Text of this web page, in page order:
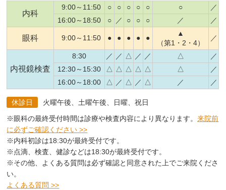
内科
9:00～11:50 ○ ○ ○ ○ ○ ○
／
16:00～18:50
○ ／ ○ ○ ○ ／ ／
眼科 9:00～11:50 ● ● ● ● ●
▲
（第1・2・4）
／
内視鏡検査
8:30 ／ ／ △ ／ ／ △
／
12:30～15:30
△ △ △ △ △ △
／
16:00～18:00
△ ／ △ ／ △ ／ ／
休診日
火曜午後、土曜午後、日曜、祝日
※眼科の最終受付時間は診療や検査内容により異なります。来院前
に必ずご確認ください >>
※内科初診は18:30が最終受付です。
※点滴、検査、健診などは18:30が最終受付です。
※その他、よくある質問は必ず確認と同意された上でご来院くださ
い。
よくある質問 >>